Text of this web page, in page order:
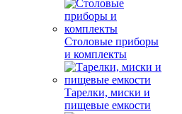
Столовые приборы
и комплекты
Тарелки, миски и
пищевые емкости